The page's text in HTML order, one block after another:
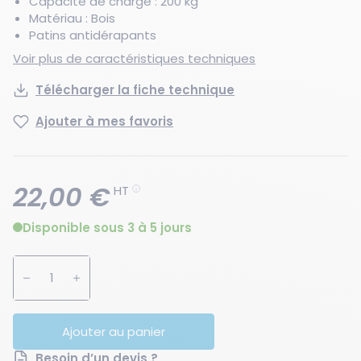
Matériau : Bois
Patins antidérapants
Voir plus de caractéristiques techniques
Télécharger la fiche technique
Ajouter à mes favoris
22,00 €HT
Disponible sous 3 à 5 jours
Augmenter la quantité
Ajouter au panier